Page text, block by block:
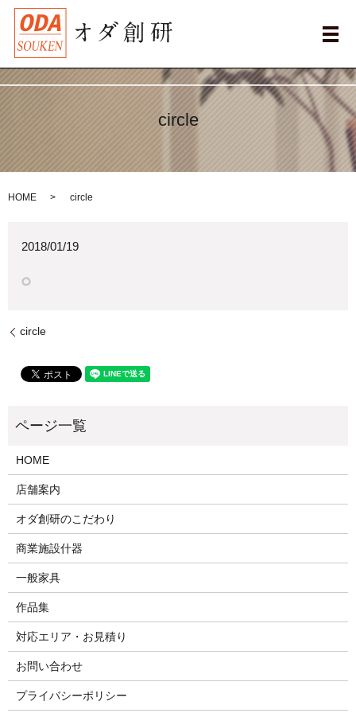
メ
circle
HOME circle
2018/01/19
circle
HOME
店舗案内
オダ創研のこだわり
商業施設什器
一般家具
作品集
対応エリア・お見積り
お問い合わせ
プライバシーポリシー